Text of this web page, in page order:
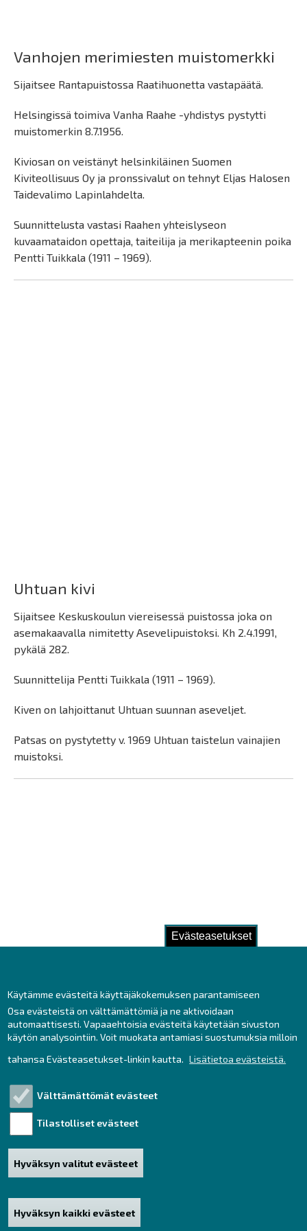
Evästeasetukset
Käytämme evästeitä käyttäjäkokemuksen parantamiseen
Osa evästeistä on välttämättömiä ja ne aktivoidaan
automaattisesti. Vapaaehtoisia evästeitä käytetään sivuston
käytön analysointiin. Voit muokata antamiasi suostumuksia milloin
tahansa Evästeasetukset-linkin kautta. Lisätietoa evästeistä.
Välttämättömät evästeet
Tilastolliset evästeet
Hyväksyn valitut evästeet
Hyväksyn kaikki evästeet
Poista hyväksyntä
Vanhojen merimiesten muistomerkki
Sijaitsee Rantapuistossa Raatihuonetta vastapäätä.
Helsingissä toimiva Vanha Raahe -yhdistys pystytti
muistomerkin 8.7.1956.
Kiviosan on veistänyt helsinkiläinen Suomen
Kiviteollisuus Oy ja pronssivalut on tehnyt Eljas Halosen
Taidevalimo Lapinlahdelta.
Suunnittelusta vastasi Raahen yhteislyseon
kuvaamataidon opettaja, taiteilija ja merikapteenin poika
Pentti Tuikkala (1911 – 1969).
Uhtuan kivi
Sijaitsee Keskuskoulun viereisessä puistossa joka on
asemakaavalla nimitetty Asevelipuistoksi. Kh 2.4.1991,
pykälä 282.
Suunnittelija Pentti Tuikkala (1911 – 1969).
Kiven on lahjoittanut Uhtuan suunnan aseveljet.
Patsas on pystytetty v. 1969 Uhtuan taistelun vainajien
muistoksi.
Lähtö – sankaripatsas
Sijaitsee Raahen Sankarihaudalla.